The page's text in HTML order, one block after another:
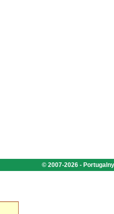
© 2007-2026 -